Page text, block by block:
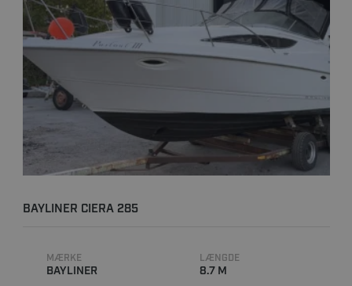
BAYLINER CIERA 285
MÆRKE
BAYLINER
LÆNGDE
8.7 M